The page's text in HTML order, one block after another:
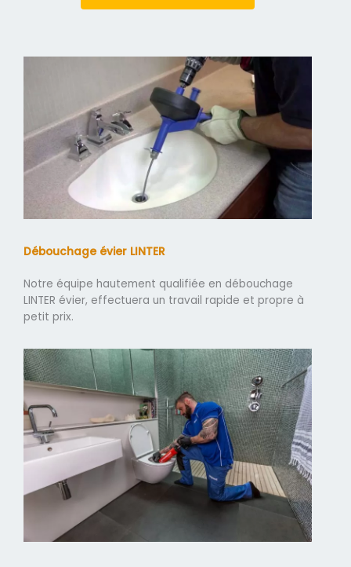
Débouchage évier LINTER
Notre équipe hautement qualifiée en débouchage
LINTER évier, effectuera un travail rapide et propre à
petit prix.